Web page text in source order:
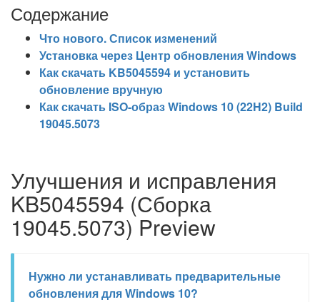
Содержание
Что нового. Список изменений
Установка через Центр обновления Windows
Как скачать KB5045594 и установить
обновление вручную
Как скачать ISO-образ Windows 10 (22H2) Build
19045.5073
Улучшения и исправления
KB5045594 (Сборка
19045.5073) Preview
Нужно ли устанавливать предварительные
обновления для Windows 10?